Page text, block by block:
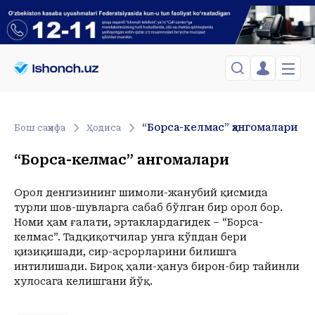
Жамият
Иқтисод
Иқтисод
Сиёсат
ЎЗГАЧА РАКУРС
МЕҲНАТ ҲУҚУҚИ
ҲОДИСА
Telefon raqamingizni kiritng
Tasdiqlash kodini SMS orqali yuboramiz
Менинг саҳифам
СақланганларToshkent Shahar
+37 C
Hozir
+37C
14:00
+37C
15:00
+36C
16:00
+37C
17:00
+37C
18:00
+36 C
19:00
+34C+32C+30C
Бош саҳифа Ҳодиса “Борса-келмас” ҳангомалари
“Борса-келмас” ҳангомалари
Орол денгизининг шимоли-жанубий қисмида
турли шов-шувларга сабаб бўлган бир орол бор.
Номи ҳам ғалати, эртаклардагидек – “Борса-
келмас”. Тадқиқотчилар унга кўпдан бери
қизиқишади, сир-асрорларини билишга
интилишади. Бироқ ҳали-ҳануз бирон-бир тайинли
хулосага келишгани йўқ.